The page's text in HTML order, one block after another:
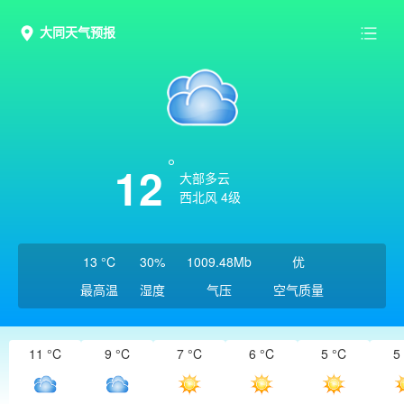
大同天气预报
12
大部多云
西北风 4级
13 °C
最高温
30%
湿度
1009.48Mb
气压
优
空气质量
11 °C 9 °C 7 °C 6 °C 5 °C 5